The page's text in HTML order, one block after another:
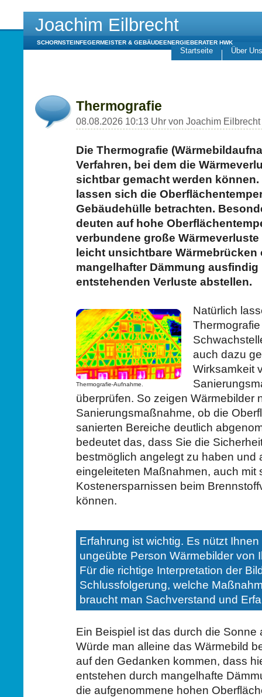
Joachim Eilbrecht
SCHORNSTEINFEGERMEISTER & GEBÄUDEENERGIEBERATER HWK
Startseite Über Uns
Thermografie
08.08.2026 10:13 Uhr von Joachim Eilbrecht
Die Thermografie
Verfahren, bei dem die
sichtbar gemacht werden
lassen sich die
Gebäudehülle betrachten.
deuten auf hohe
verbundene große
leicht unsichtbare Wärmebrücken
mangelhafter Dämmung
entstehenden Verluste abstellen.
Thermografie-Aufnahme.
Natürlich
auch dazu
Wirksamkeit
überprüfen. So zeigen Wärmebilder
Sanierungsmaßnahme, ob die
sanierten Bereiche deutlich
bedeutet das, dass Sie die
bestmöglich angelegt zu haben und
eingeleiteten Maßnahmen, auch mit
Kostenersparnissen beim
können.
Erfahrung ist wichtig. Es nützt
ungeübte Person Wärmebilder von
Für die richtige Interpretation der
Schlussfolgerung, welche
braucht man Sachverstand und
Ein Beispiel ist das durch die Sonne
Würde man alleine das Wärmebild
auf den Gedanken kommen, dass
entstehen durch mangelhafte
die aufgenommene hohen